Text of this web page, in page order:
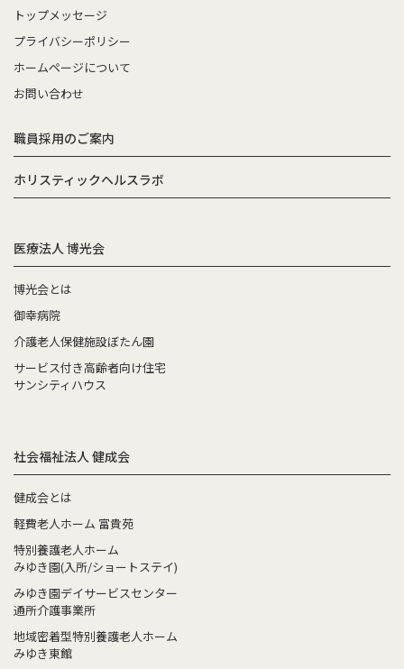
トップメッセージ
プライバシーポリシー
ホームページについて
お問い合わせ
職員採用のご案内
ホリスティックヘルスラボ
医療法人 博光会
博光会とは
御幸病院
介護老人保健施設ぼたん園
サービス付き高齢者向け住宅
サンシティハウス
社会福祉法人 健成会
健成会とは
軽費老人ホーム 富貴苑
特別養護老人ホーム
みゆき園(入所/ショートステイ)
みゆき園デイサービスセンター
通所介護事業所
地域密着型特別養護老人ホーム
みゆき東館